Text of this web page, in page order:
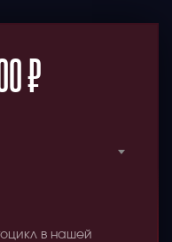
₽
в нашей